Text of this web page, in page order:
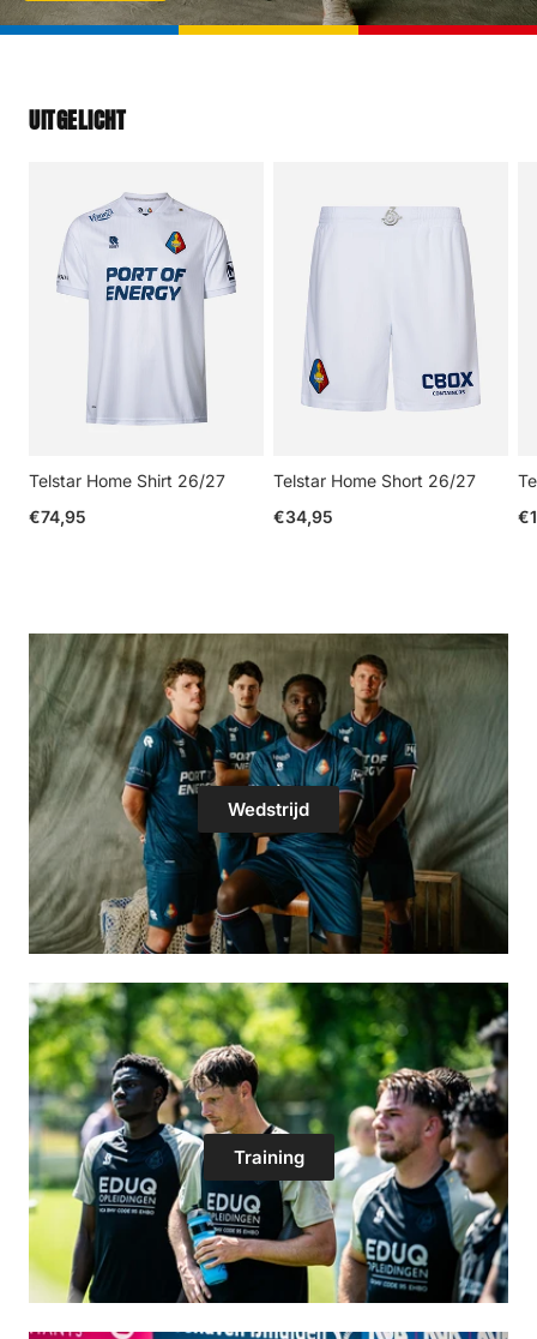
UITGELICHT
Telstar Home Shirt 26/27
Reguliere prijs
€74,95
Telstar Home Short 26/27
Reguliere prijs
€34,95
Wedstrijd
Training